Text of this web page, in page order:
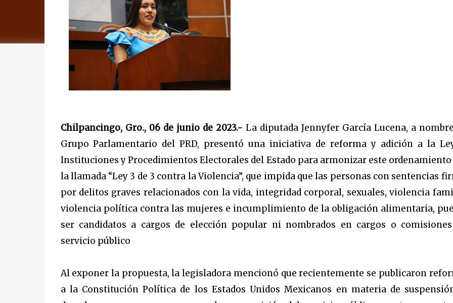
Chilpancingo, Gro., 06 de junio de 2023.- La diputada Jennyfer García Lucena, a
Grupo Parlamentario del PRD, presentó una iniciativa de reforma y adición a la
Instituciones y Procedimientos Electorales del Estado para armonizar este
la llamada “Ley 3 de 3 contra la Violencia”, que impida que las personas con sentencias
por delitos graves relacionados con la vida, integridad corporal, sexuales, violencia
violencia política contra las mujeres e incumplimiento de la obligación alimentaria,
ser candidatos a cargos de elección popular ni nombrados en cargos o
servicio público
Al exponer la propuesta, la legisladora mencionó que recientemente se publicaron
a la Constitución Política de los Estados Unidos Mexicanos en materia de